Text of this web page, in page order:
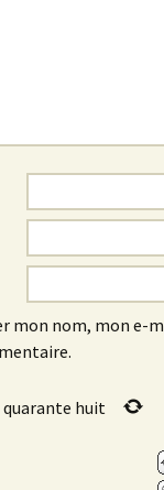
mon nom, mon e-
quarante huit